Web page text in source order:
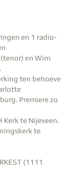
en 1 radio-
en Wim
ten behoeve
Premiere zo
Kerk te Nijeveen.
te
(1111